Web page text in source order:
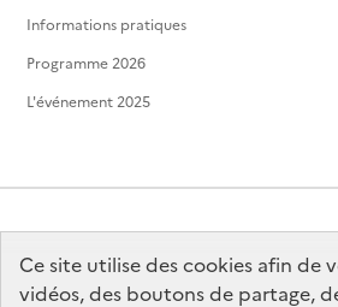
Ce site utilise des cookies afin de
vidéos, des boutons de partage,
Informations pratiques
Programme 2026
L'événement 2025
MINISTÈRE
DE LA CULTURE